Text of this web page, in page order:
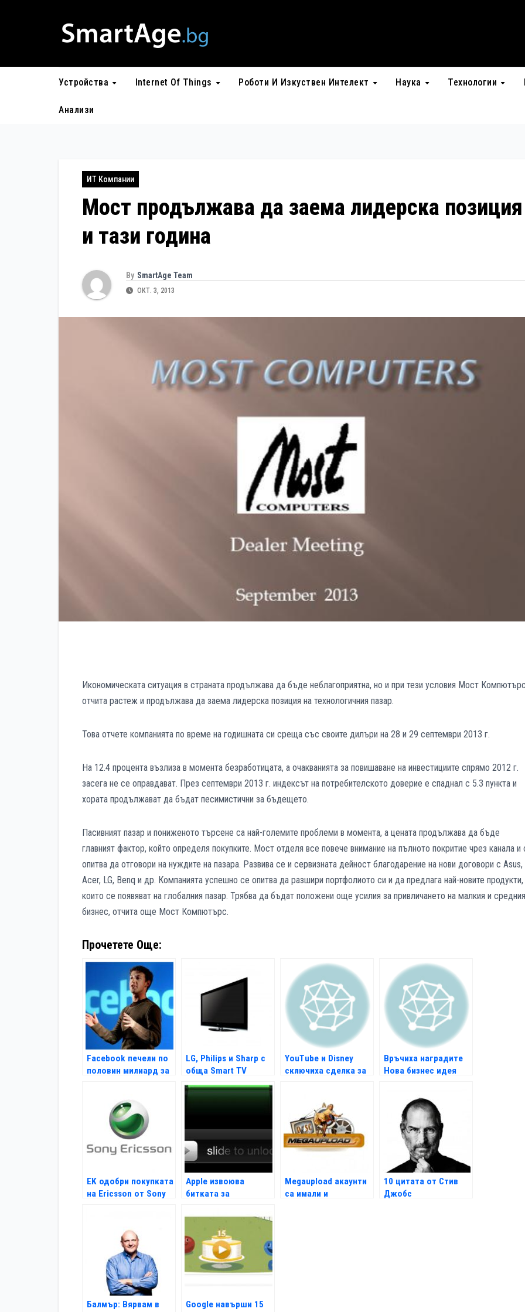
Устройства Internet Of Things Роботи И Изкуствен Интелект Наука Технологии
Анализи
ИТ Компании
Мост продължава да заема лидерска позиция
и тази година
By SmartAge Team
ОКТ. 3, 2013
Икономическата ситуация в страната продължава да бъде неблагоприятна, но и при тези условия Мост Компютърс
отчита растеж и продължава да заема лидерска позиция на технологичния пазар.
Това отчете компанията по време на годишната си среща със своите дилъри на 28 и 29 септември 2013 г.
На 12.4 процента възлиза в момента безработицата, а очакванията за повишаване на инвестициите спрямо 2012 г.
засега не се оправдават. През септември 2013 г. индексът на потребителското доверие е спаднал с 5.3 пункта и
хората продължават да бъдат песимистични за бъдещето.
Пасивният пазар и пониженото търсене са най-големите проблеми в момента, а цената продължава да бъде
главният фактор, който определя покупките. Мост отделя все повече внимание на пълното покритие чрез канала и
опитва да отговори на нуждите на пазара. Развива се и сервизната дейност благодарение на нови договори с Asus,
Acer, LG, Benq и др. Компанията успешно се опитва да разшири портфолиото си и да предлага най-новите продукти,
които се появяват на глобалния пазар. Трябва да бъдат положени още усилия за привличането на малкия и средния
бизнес, отчита още Мост Компютърс.
Прочетете Още:
Facebook печели по
половин милиард за
LG, Philips и Sharp с
обща Smart TV
платформа
YouTube и Disney
сключиха сделка за
Връчиха наградите
Нова бизнес идея
EK одобри покупката
на Ericsson от Sony
Apple извоюва
битката за
отключване
Megaupload акаунти
са имали и
10 цитата от Стив
Джобс
Балмър: Вярвам в
Google навърши 15